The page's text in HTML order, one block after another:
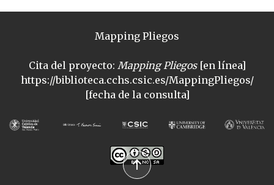
Mapping Pliegos
Cita del proyecto: Mapping Pliegos[en línea]
https://biblioteca.cchs.csic.es/MappingPliegos/
[fecha de la consulta]